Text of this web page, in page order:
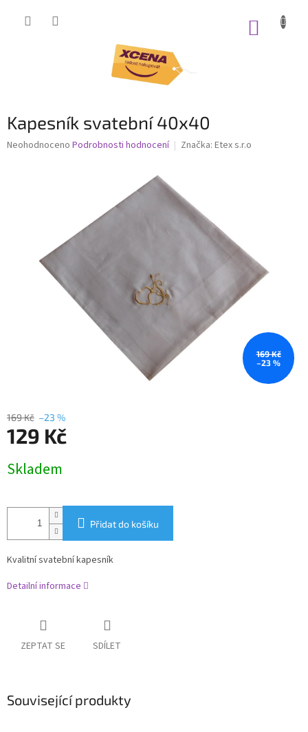
Kapesník svatební 40x40
Průměrné
Neohodnoceno Podrobnosti hodnocení Značka: Etex s.r.o
169 Kč
–23 %
169 Kč –23 %
129 Kč
cena:
Skladem
Přidat do košíku
Kvalitní svatební kapesník
Detailní informace
ZEPTAT SE SDÍLET
Související produkty